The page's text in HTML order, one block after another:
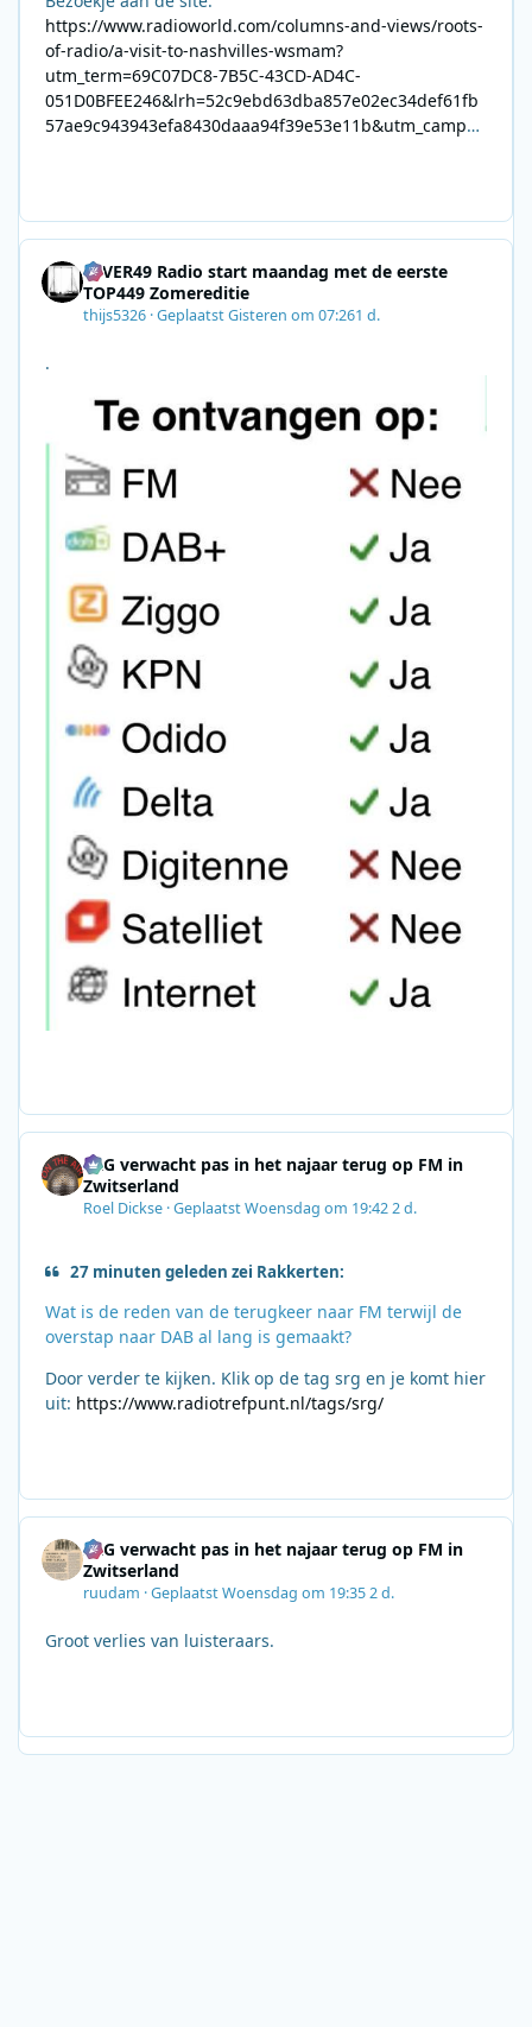
https://www.radioworld.com/columns-and-views/roots-
of-radio/a-visit-to-nashvilles-wsmam?
utm_term=69C07DC8-7B5C-43CD-AD4C-
051D0BFEE246&lrh=52c9ebd63dba857e02ec34def61fb
57ae9c943943efa8430daaa94f39e53e11b&utm_campai
8F09201A140D&utm_source=SmartBrief
4EVER49 Radio start maandag met de eerste
TOP449 Zomereditie
thijs5326 ·GeplaatstGisteren om 07:261 d.
.
SRG verwacht pas in het najaar terug op FM in
Zwitserland
Roel Dickse ·GeplaatstWoensdag om 19:422 d.
27 minuten geleden zei Rakkerten:
Wat is de reden van de terugkeer naar FM terwijl de
overstap naar DAB al lang is gemaakt?
Door verder te kijken. Klik op de tag srg en je komt hier
uit: https://www.radiotrefpunt.nl/tags/srg/
SRG verwacht pas in het najaar terug op FM in
Zwitserland
ruudam ·GeplaatstWoensdag om 19:352 d.
Groot verlies van luisteraars.